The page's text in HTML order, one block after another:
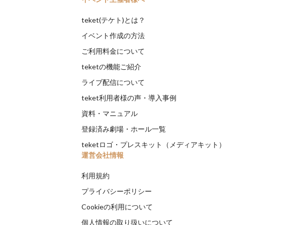
teket(テケト)とは？
イベント作成の方法
ご利用料金について
teketの機能ご紹介
ライブ配信について
teket利用者様の声・導入事例
資料・マニュアル
登録済み劇場・ホール一覧
teketロゴ・プレスキット（メディアキット）
運営会社情報
利用規約
プライバシーポリシー
Cookieの利用について
個人情報の取り扱いについて